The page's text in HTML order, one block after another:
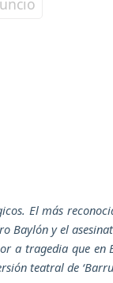
El más
Baylón y el
a tragedia que en
teatral de